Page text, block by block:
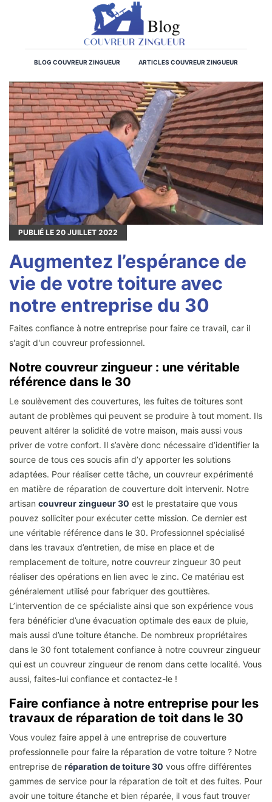
BLOG COUVREUR ZINGUEUR ARTICLES COUVREUR ZINGUEUR
PUBLIÉ LE 20 JUILLET 2022
Augmentez l’espérance de
vie de votre toiture avec
notre entreprise du 30
Faites confiance à notre entreprise pour faire ce travail, car il
s'agit d'un couvreur professionnel.
Notre couvreur zingueur : une véritable
référence dans le 30
Le soulèvement des couvertures, les fuites de toitures sont
autant de problèmes qui peuvent se produire à tout moment. Ils
peuvent altérer la solidité de votre maison, mais aussi vous
priver de votre confort. Il s’avère donc nécessaire d’identifier la
source de tous ces soucis afin d’y apporter les solutions
adaptées. Pour réaliser cette tâche, un couvreur expérimenté
en matière de réparation de couverture doit intervenir. Notre
artisan couvreur zingueur 30 est le prestataire que vous
pouvez solliciter pour exécuter cette mission. Ce dernier est
une véritable référence dans le 30. Professionnel spécialisé
dans les travaux d’entretien, de mise en place et de
remplacement de toiture, notre couvreur zingueur 30 peut
réaliser des opérations en lien avec le zinc. Ce matériau est
généralement utilisé pour fabriquer des gouttières.
L’intervention de ce spécialiste ainsi que son expérience vous
fera bénéficier d’une évacuation optimale des eaux de pluie,
mais aussi d’une toiture étanche. De nombreux propriétaires
dans le 30 font totalement confiance à notre couvreur zingueur
qui est un couvreur zingueur de renom dans cette localité. Vous
aussi, faites-lui confiance et contactez-le !
Faire confiance à notre entreprise pour les
travaux de réparation de toit dans le 30
Vous voulez faire appel à une entreprise de couverture
professionnelle pour faire la réparation de votre toiture ? Notre
entreprise de réparation de toiture 30 vous offre différentes
gammes de service pour la réparation de toit et des fuites. Pour
avoir une toiture étanche et bien réparée, il vous faut trouver